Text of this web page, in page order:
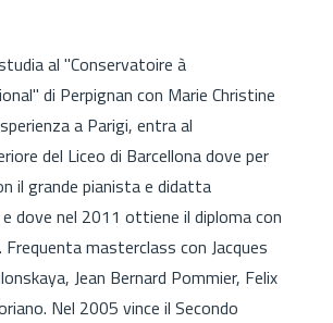
al "Conservatoire à
di Perpignan con Marie Christine
a Parigi, entra al
del Liceo di Barcellona dove per
il grande pianista e didatta
dove nel 2011 ottiene il diploma con
masterclass con Jacques
Jean Bernard Pommier, Felix
Nel 2005 vince il Secondo